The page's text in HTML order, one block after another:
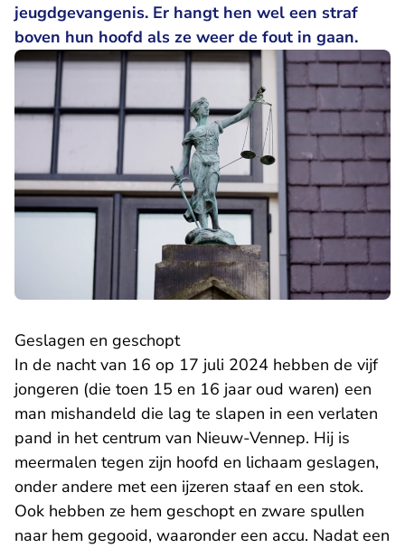
jeugdgevangenis. Er hangt hen wel een straf
boven hun hoofd als ze weer de fout in gaan.
Geslagen en geschopt
In de nacht van 16 op 17 juli 2024 hebben de vijf
jongeren (die toen 15 en 16 jaar oud waren) een
man mishandeld die lag te slapen in een verlaten
pand in het centrum van Nieuw-Vennep. Hij is
meermalen tegen zijn hoofd en lichaam geslagen,
onder andere met een ijzeren staaf en een stok.
Ook hebben ze hem geschopt en zware spullen
naar hem gegooid, waaronder een accu. Nadat een